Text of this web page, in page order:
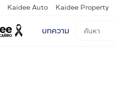
Kaidee Auto Kaidee Property
บทความ